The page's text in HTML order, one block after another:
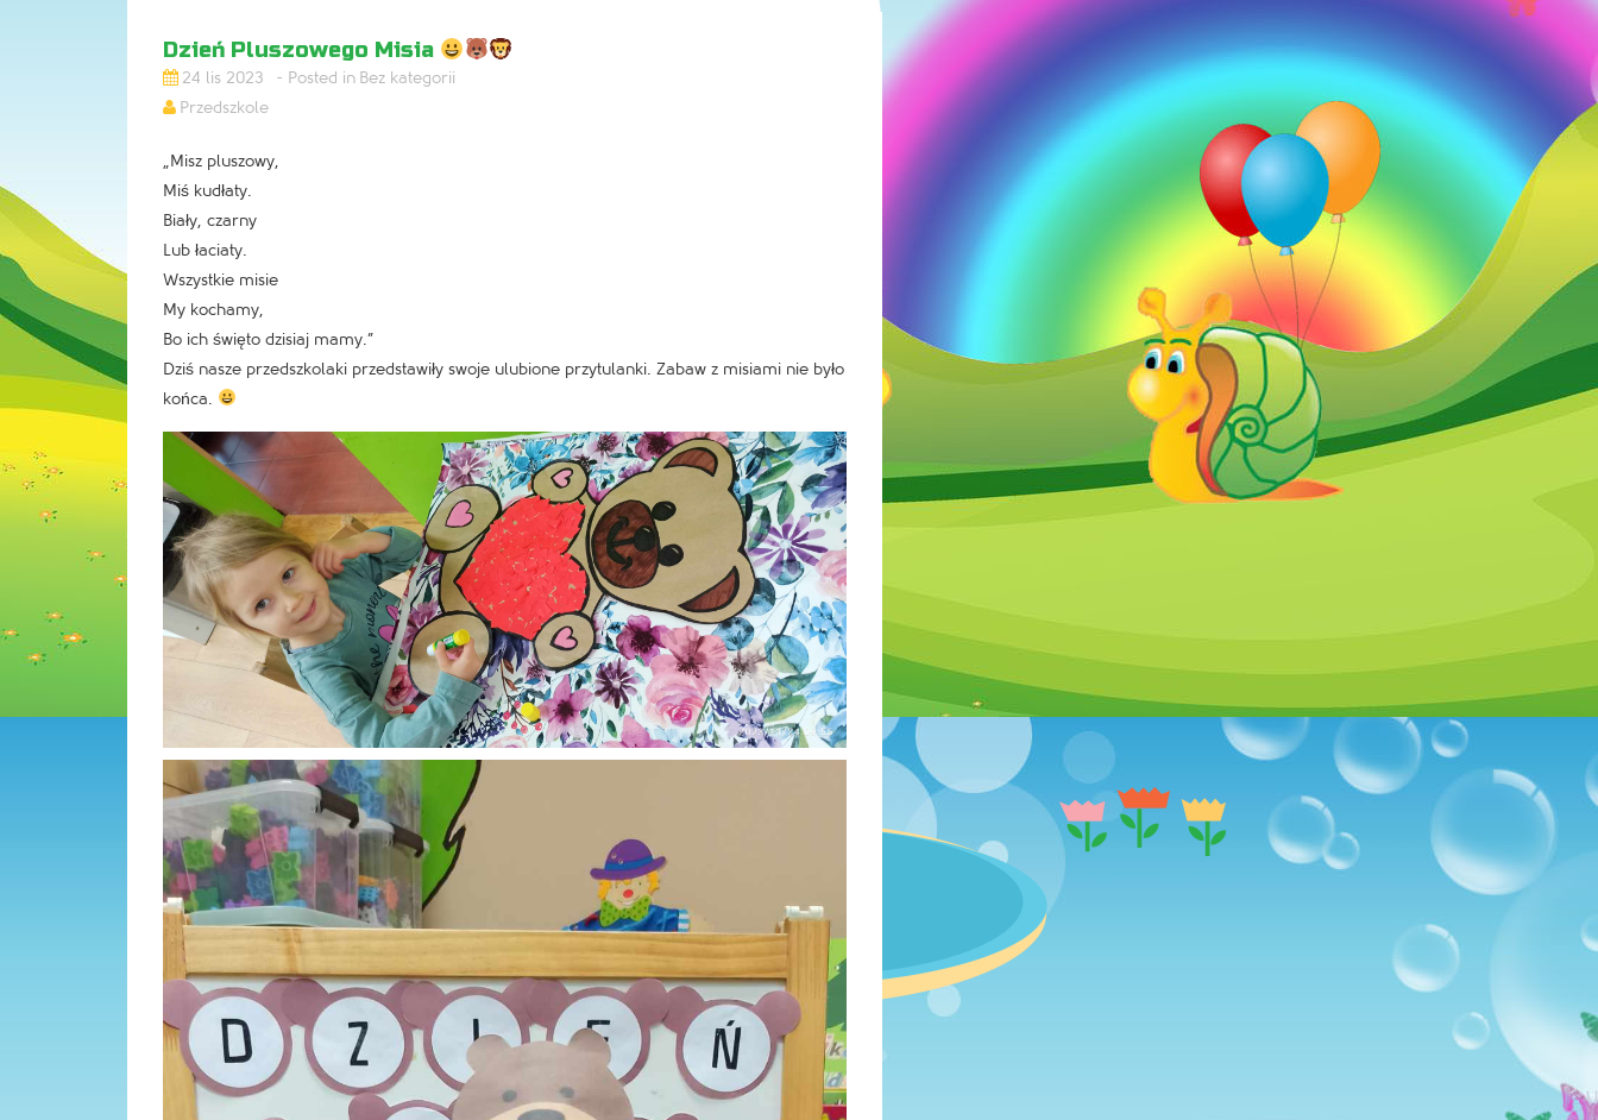
Dzień Pluszowego Misia
24 lis 2023
Bez kategorii
Przedszkole
„Misz pluszowy,
Miś kudłaty.
Biały, czarny
Lub łaciaty.
Wszystkie misie
My kochamy,
Bo ich święto dzisiaj mamy.”
Dziś nasze przedszkolaki przedstawiły swoje ulubione przytulanki. Zabaw z misiami nie było
końca.